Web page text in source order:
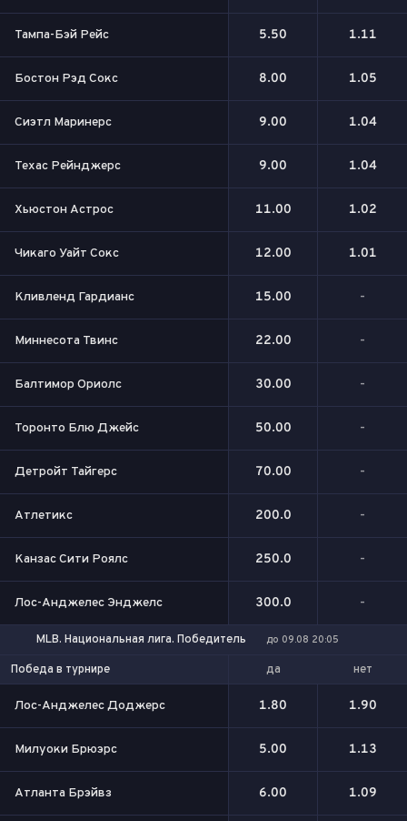
Тампа-Бэй Рейс 5.50 1.11
Бостон Рэд Сокс 8.00 1.05
Сиэтл Маринерс 9.00 1.04
Техас Рейнджерс 9.00 1.04
Хьюстон Астрос 11.00 1.02
Чикаго Уайт Сокс 12.00 1.01
Кливленд Гардианс 15.00 -
Миннесота Твинс 22.00 -
Балтимор Ориолс 30.00 -
Торонто Блю Джейс 50.00 -
Детройт Тайгерс 70.00 -
Атлетикс 200.0 -
Канзас Сити Роялс 250.0 -
Лос-Анджелес Энджелс 300.0 -
MLB. Национальная лига. Победитель до 09.08 20:05
Победа в турнире да нет
Лос-Анджелес Доджерс 1.80 1.90
Милуоки Брюэрс 5.00 1.13
Атланта Брэйвз 6.00 1.09